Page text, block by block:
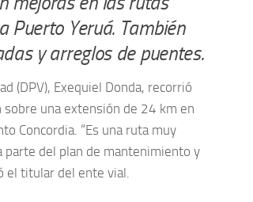
Puerto Yeruá. También
y arreglos de puentes.
(DPV), Exequiel Donda, recorrió
sobre una extensión de 24 km en
Concordia. “Es una ruta muy
parte del plan de mantenimiento y
el titular del ente vial.